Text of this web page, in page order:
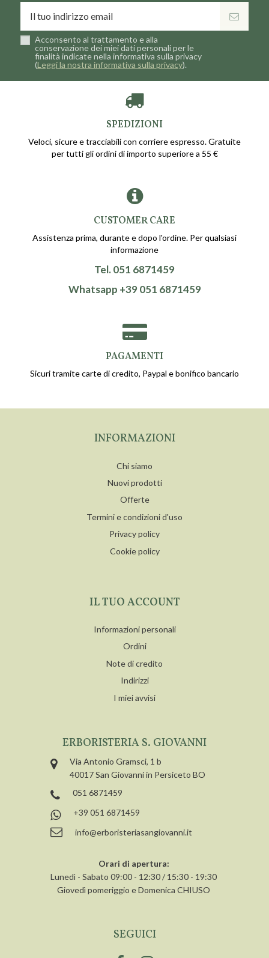
Acconsento al trattamento e alla
conservazione dei miei dati personali per le
finalità indicate nella informativa sulla privacy
(Leggi la nostra informativa sulla privacy).
SPEDIZIONI
Veloci, sicure e tracciabili con corriere espresso. Gratuite
per tutti gli ordini di importo superiore a 55 €
CUSTOMER CARE
Assistenza prima, durante e dopo l'ordine. Per qualsiasi
informazione
Tel. 051 6871459
Whatsapp +39 051 6871459
PAGAMENTI
Sicuri tramite carte di credito, Paypal e bonifico bancario
INFORMAZIONI
Chi siamo
Nuovi prodotti
Offerte
Termini e condizioni d'uso
Privacy policy
Cookie policy
IL TUO ACCOUNT
Informazioni personali
Ordini
Note di credito
Indirizzi
I miei avvisi
ERBORISTERIA S. GIOVANNI
Via Antonio Gramsci, 1 b
40017 San Giovanni in Persiceto BO
051 6871459
+39 051 6871459
info@erboristeriasangiovanni.it
Orari di apertura:
Lunedì - Sabato 09:00 - 12:30 / 15:30 - 19:30
Giovedì pomeriggio e Domenica CHIUSO
SEGUICI